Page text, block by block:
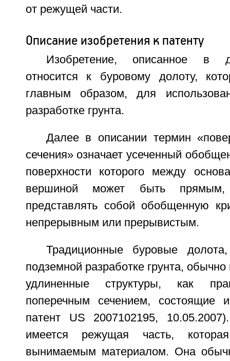
от режущей части.
Описание изобретения к патенту
Изобретение, описанное в
относится к буровому долоту,
главным образом, для
разработке грунта.
Далее в описании термин
сечения» означает усеченный
поверхности которого между
вершиной может быть
представлять собой обобщенную
непрерывным или прерывистым.
Традиционные буровые
подземной разработке грунта,
удлиненные структуры, как
поперечным сечением, состоящие
патент US 2007102195,
имеется режущая часть,
вынимаемым материалом. Она